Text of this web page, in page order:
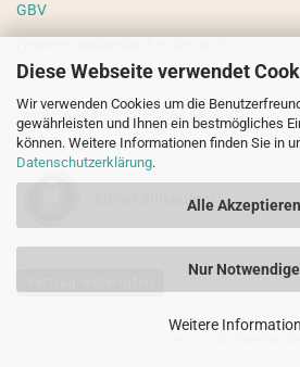
Diese Webseite verwendet
Wir verwenden Cookies um die
gewährleisten und Ihnen ein bestmögliches
können. Weitere Informationen finden Sie in
Datenschutzerklärung.
Alle Akzeptieren
Nur Notwendige
Weitere
GBV
VdHS
(weitere evangelistische Literatur)
Sicher einkaufen!